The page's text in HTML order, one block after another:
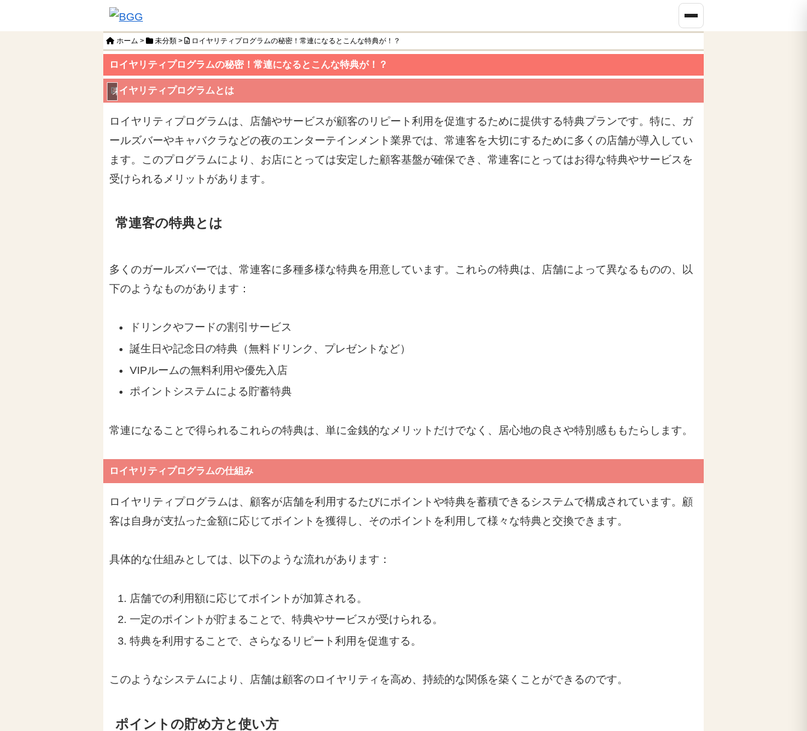
ホーム > 未分類 > ロイヤリティプログラムの秘密！常連になるとこんな特典が！？
ロイヤリティプログラムの秘密！常連になるとこんな特典が！？
未分類
ロイヤリティプログラムとは
ロイヤリティプログラムは、店舗やサービスが顧客のリピート利用を促進するために提供する特典プランです。特に、ガ
ールズバーやキャバクラなどの夜のエンターテインメント業界では、常連客を大切にするために多くの店舗が導入してい
ます。このプログラムにより、お店にとっては安定した顧客基盤が確保でき、常連客にとってはお得な特典やサービスを
受けられるメリットがあります。
常連客の特典とは
多くのガールズバーでは、常連客に多種多様な特典を用意しています。これらの特典は、店舗によって異なるものの、以
下のようなものがあります：
ドリンクやフードの割引サービス
誕生日や記念日の特典（無料ドリンク、プレゼントなど）
VIPルームの無料利用や優先入店
ポイントシステムによる貯蓄特典
常連になることで得られるこれらの特典は、単に金銭的なメリットだけでなく、居心地の良さや特別感ももたらします。
ロイヤリティプログラムの仕組み
ロイヤリティプログラムは、顧客が店舗を利用するたびにポイントや特典を蓄積できるシステムで構成されています。顧
客は自身が支払った金額に応じてポイントを獲得し、そのポイントを利用して様々な特典と交換できます。
具体的な仕組みとしては、以下のような流れがあります：
店舗での利用額に応じてポイントが加算される。
一定のポイントが貯まることで、特典やサービスが受けられる。
特典を利用することで、さらなるリピート利用を促進する。
このようなシステムにより、店舗は顧客のロイヤリティを高め、持続的な関係を築くことができるのです。
ポイントの貯め方と使い方